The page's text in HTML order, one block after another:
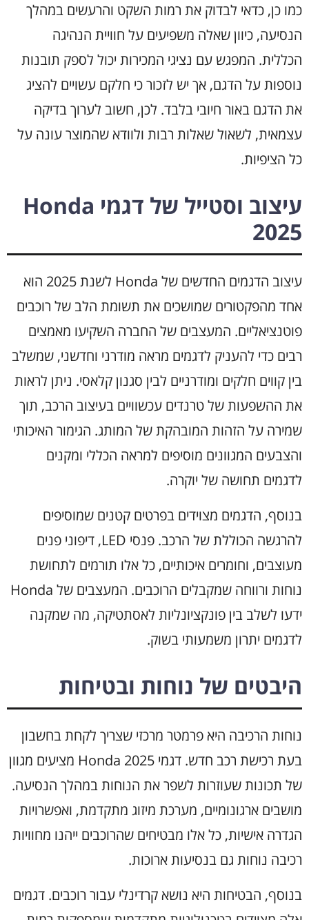
כמו כן, כדאי לבדוק את רמות השקט והרעשים במהלך
הנסיעה, כיוון שאלה משפיעים על חוויית הנהיגה
הכללית. המפגש עם נציגי המכירות יכול לספק תובנות
נוספות על הדגם, אך יש לזכור כי חלקם עשויים להציג
את הדגם באור חיובי בלבד. לכן, חשוב לערוך בדיקה
עצמאית, לשאול שאלות רבות ולוודא שהמוצר עונה על
כל הציפיות.
עיצוב וסטייל של דגמי Honda
2025
עיצוב הדגמים החדשים של Honda לשנת 2025 הוא
אחד מהפקטורים שמושכים את תשומת הלב של רוכבים
פוטנציאליים. המעצבים של החברה השקיעו מאמצים
רבים כדי להעניק לדגמים מראה מודרני וחדשני, שמשלב
בין קווים חלקים ומודרניים לבין סגנון קלאסי. ניתן לראות
את ההשפעות של טרנדים עכשוויים בעיצוב הרכב, תוך
שמירה על הזהות המובהקת של המותג. הגימור האיכותי
והצבעים המגוונים מוסיפים למראה הכללי ומקנים
לדגמים תחושה של יוקרה.
בנוסף, הדגמים מצוידים בפרטים קטנים שמוסיפים
להרגשה הכוללת של הרכב. פנסי LED, דיפוני פנים
מעוצבים, וחומרים איכותיים, כל אלו תורמים לתחושת
נוחות ורווחה שמקבלים הרוכבים. המעצבים של Honda
ידעו לשלב בין פונקציונליות לאסתטיקה, מה שמקנה
לדגמים יתרון משמעותי בשוק.
היבטים של נוחות ובטיחות
נוחות הרכיבה היא פרמטר מרכזי שצריך לקחת בחשבון
בעת רכישת רכב חדש. דגמי Honda 2025 מציעים מגוון
של תכונות שעוזרות לשפר את הנוחות במהלך הנסיעה.
מושבים ארגונומיים, מערכת מיזוג מתקדמת, ואפשרויות
הגדרה אישיות, כל אלו מבטיחים שהרוכבים ייהנו מחוויות
רכיבה נוחות גם בנסיעות ארוכות.
בנוסף, הבטיחות היא נושא קרדינלי עבור רוכבים. דגמים